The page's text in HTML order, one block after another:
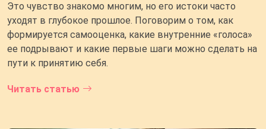
Это чувство знакомо многим, но его истоки часто
уходят в глубокое прошлое. Поговорим о том, как
формируется самооценка, какие внутренние «голоса»
ее подрывают и какие первые шаги можно сделать на
пути к принятию себя.
Читать статью